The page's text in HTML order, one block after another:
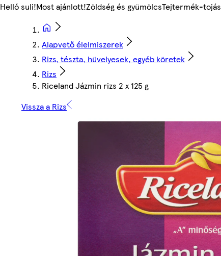
Helló suli!Most ajánlott!Zöldség és gyümölcsTejtermék-tojás
Alapvető élelmiszerek
Rizs, tészta, hüvelyesek, egyéb köretek
Rizs
Riceland Jázmin rizs 2 x 125 g
Vissza a Rizs